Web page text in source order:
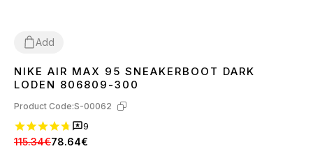
Add
4142 4344 45
NIKE AIR MAX 95 SNEAKERBOOT DARK
LODEN 806809-300
Product Code:S-00062
9
115.34€78.64€